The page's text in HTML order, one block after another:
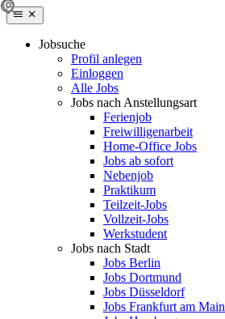
Jobsuche
Profil anlegen
Einloggen
Alle Jobs
Jobs nach Anstellungsart
Ferienjob
Freiwilligenarbeit
Home-Office Jobs
Jobs ab sofort
Nebenjob
Praktikum
Teilzeit-Jobs
Vollzeit-Jobs
Werkstudent
Jobs nach Stadt
Jobs Berlin
Jobs Dortmund
Jobs Düsseldorf
Jobs Frankfurt am Main